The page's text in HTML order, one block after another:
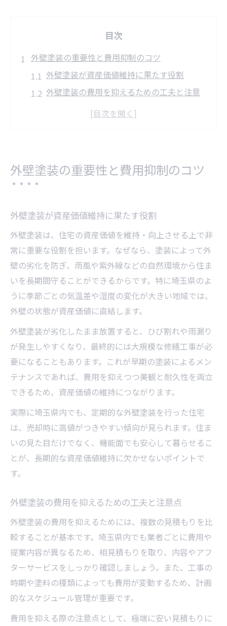
目次
外壁塗装の重要性と費用抑制のコツ
外壁塗装が資産価値維持に果たす役割
外壁塗装の費用を抑えるための工夫と注意
用対策
外壁塗装に適したタイミングと劣化のサイ
ン
20年以上放置した外壁塗装のリスクを知ろ
う
埼玉県の気候に合う外壁塗装時期の見極め
外壁塗装寿命を延ばす適切なメンテナンス
費用を無駄にしない外壁塗装時期の選び方
埼玉県で知っておきたい補助金活用術
埼玉県の外壁塗装補助金制度の特徴と申請
方法
遮熱塗料など機能性塗料への補助金活用法
外壁塗装と一緒に使える住宅補助金の最新
点
外壁塗装を長持ちさせるための選び方
外壁塗装の耐久性を高める塗料の特徴
埼玉県で外壁塗装が長持ちする理由と選び
方
外壁塗装で失敗しない業者の選定基準
外壁塗装の保証内容とアフターサービスの
重要性
外壁塗装の重要性と費用抑制のコツ
外壁塗装が資産価値維持に果たす役割
外壁塗装は、住宅の資産価値を維持・向上させる上で非
常に重要な役割を担います。なぜなら、塗装によって外
壁の劣化を防ぎ、雨風や紫外線などの自然環境から住ま
いを長期間守ることができるからです。特に埼玉県のよ
うに季節ごとの気温差や湿度の変化が大きい地域では、
外壁の状態が資産価値に直結します。
外壁塗装が劣化したまま放置すると、ひび割れや雨漏り
が発生しやすくなり、最終的には大規模な修繕工事が必
要になることもあります。これが早期の塗装によるメン
テナンスであれば、費用を抑えつつ美観と耐久性を両立
できるため、資産価値の維持につながります。
実際に埼玉県内でも、定期的な外壁塗装を行った住宅
は、売却時に高値がつきやすい傾向が見られます。住ま
いの見た目だけでなく、機能面でも安心して暮らせるこ
とが、長期的な資産価値維持に欠かせないポイントで
す。
外壁塗装の費用を抑えるための工夫と注意点
外壁塗装の費用を抑えるためには、複数の見積もりを比
較することが基本です。埼玉県内でも業者ごとに費用や
提案内容が異なるため、相見積もりを取り、内容やアフ
ターサービスをしっかり確認しましょう。また、工事の
時期や塗料の種類によっても費用が変動するため、計画
的なスケジュール管理が重要です。
費用を抑える際の注意点として、極端に安い見積もりに